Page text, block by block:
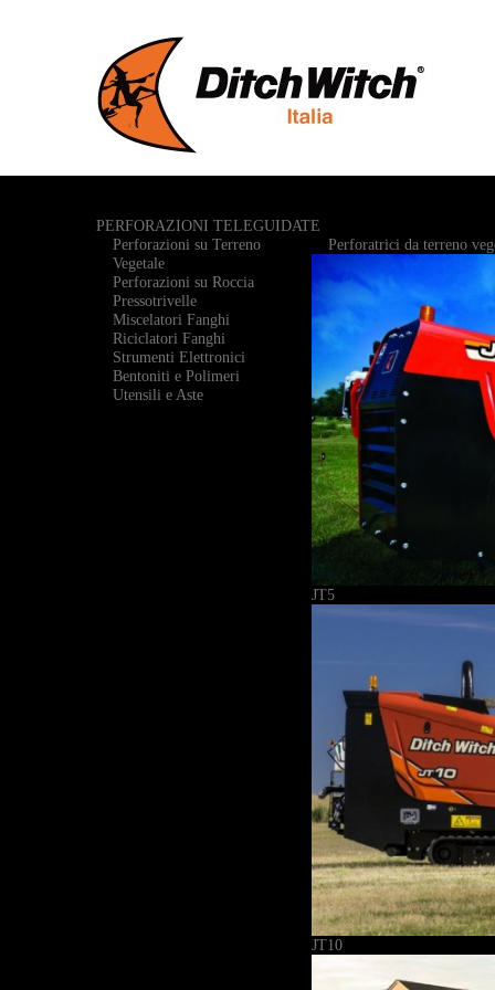
PERFORAZIONI TELEGUIDATE
Perforazioni su Terreno
Vegetale
Perforazioni su Roccia
Pressotrivelle
Miscelatori Fanghi
Riciclatori Fanghi
Strumenti Elettronici
Bentoniti e Polimeri
Utensili e Aste
Perforatrici da terreno
JT5
JT10